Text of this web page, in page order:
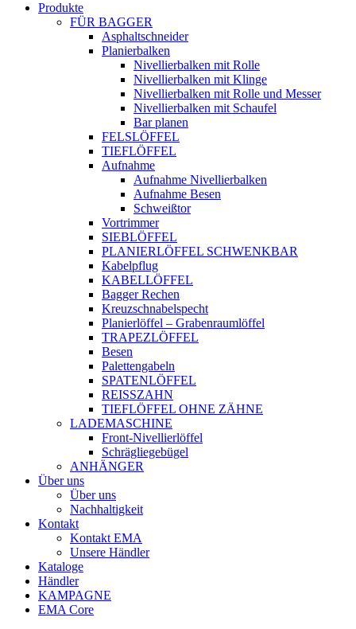
Produkte
FÜR BAGGER
Asphaltschneider
Planierbalken
Nivellierbalken mit Rolle
Nivellierbalken mit Klinge
Nivellierbalken mit Rolle und Messer
Nivellierbalken mit Schaufel
Bar planen
FELSLÖFFEL
TIEFLÖFFEL
Aufnahme
Aufnahme Nivellierbalken
Aufnahme Besen
Schweißtor
Vortrimmer
SIEBLÖFFEL
PLANIERLÖFFEL SCHWENKBAR
Kabelpflug
KABELLÖFFEL
Bagger Rechen
Kreuzschnabelspecht
Planierlöffel – Grabenraumlöffel
TRAPEZLÖFFEL
Besen
Palettengabeln
SPATENLÖFFEL
REISSZAHN
TIEFLÖFFEL OHNE ZÄHNE
LADEMASCHINE
Front-Nivellierlöffel
Schrägliegebügel
ANHÄNGER
Über uns
Über uns
Nachhaltigkeit
Kontakt
Kontakt EMA
Unsere Händler
Kataloge
Händler
KAMPAGNE
EMA Core